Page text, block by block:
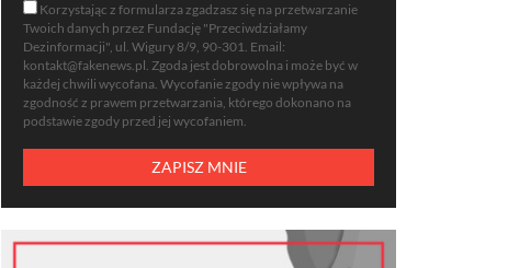
Korzystając z formularza zgadzasz się na przetwarzanie
Twoich danych przez Fundację "Przeciwdziałamy
Dezinformacji", ul. Wigury 8/9, 90-301. Email:
kontakt@fakenews.pl. Zgoda jest dobrowolna i może być w
każdej chwili wycofana. Wycofanie zgody nie wpływa na
zgodność z prawem przetwarzania, którego dokonano na
podstawie zgody przed jej wycofaniem.